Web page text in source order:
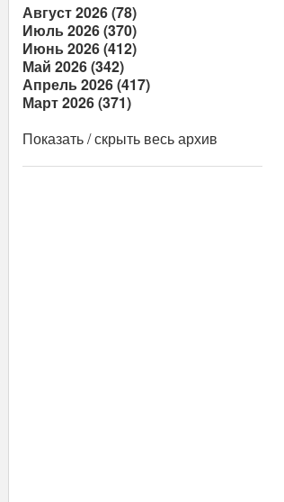
Август 2026 (78)
Июль 2026 (370)
Июнь 2026 (412)
Май 2026 (342)
Апрель 2026 (417)
Март 2026 (371)
Показать / скрыть весь архив